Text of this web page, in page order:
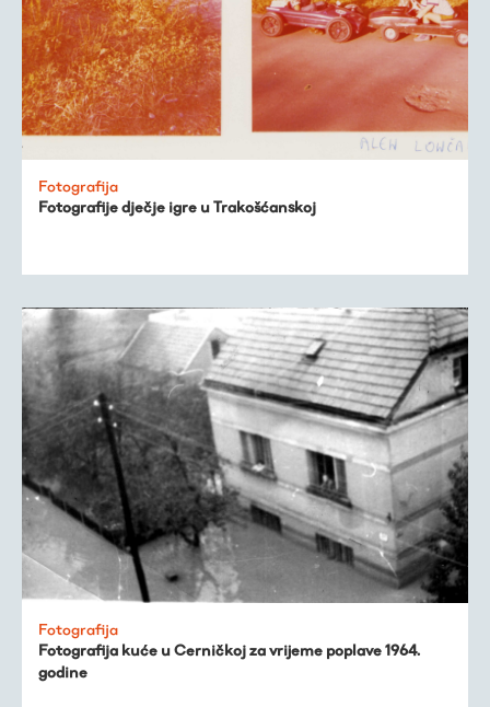
Fotografija
Fotografije dječje igre u Trakošćanskoj
Fotografija
Fotografija kuće u Cerničkoj za vrijeme poplave 1964.
godine